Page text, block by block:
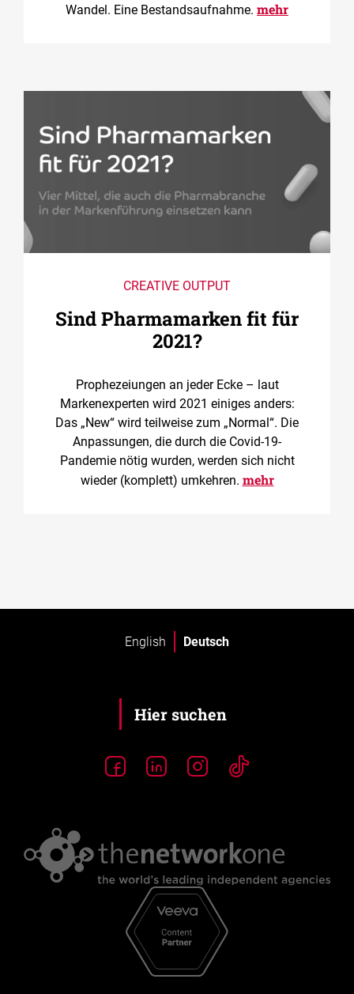
Wandel. Eine Bestandsaufnahme. mehr
CREATIVE OUTPUT
Sind Pharmamarken fit für
2021?
Prophezeiungen an jeder Ecke – laut
Markenexperten wird 2021 einiges anders:
Das „New“ wird teilweise zum „Normal“. Die
Anpassungen, die durch die Covid-19-
Pandemie nötig wurden, werden sich nicht
wieder (komplett) umkehren. mehr
English Deutsch